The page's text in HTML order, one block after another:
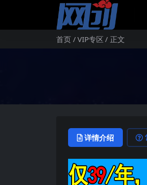
首页 VIP专区 正文
详情介绍